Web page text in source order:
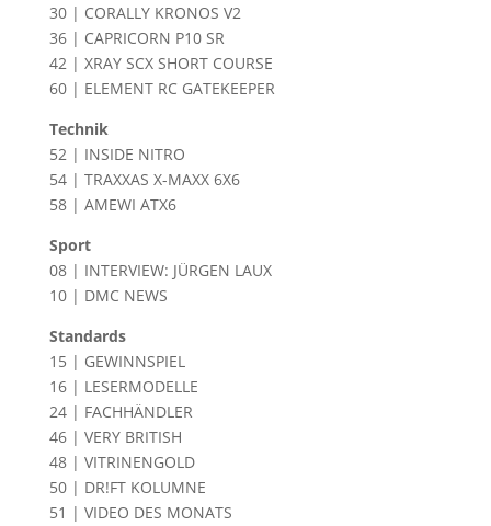
30 | CORALLY KRONOS V2
36 | CAPRICORN P10 SR
42 | XRAY SCX SHORT COURSE
60 | ELEMENT RC GATEKEEPER
Technik
52 | INSIDE NITRO
54 | TRAXXAS X-MAXX 6X6
58 | AMEWI ATX6
Sport
08 | INTERVIEW: JÜRGEN LAUX
10 | DMC NEWS
Standards
15 | GEWINNSPIEL
16 | LESERMODELLE
24 | FACHHÄNDLER
46 | VERY BRITISH
48 | VITRINENGOLD
50 | DR!FT KOLUMNE
51 | VIDEO DES MONATS